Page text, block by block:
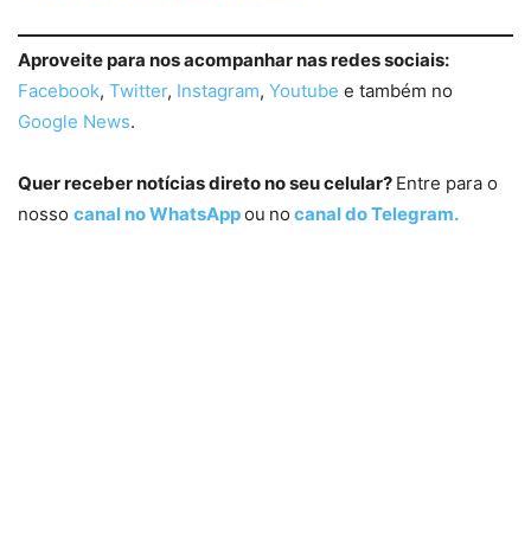
Aproveite para nos acompanhar nas redes sociais:
Facebook, Twitter, Instagram, Youtube e também no
Google News.
Quer receber notícias direto no seu celular? Entre para o
nosso canal no WhatsAppou no canal do Telegram.